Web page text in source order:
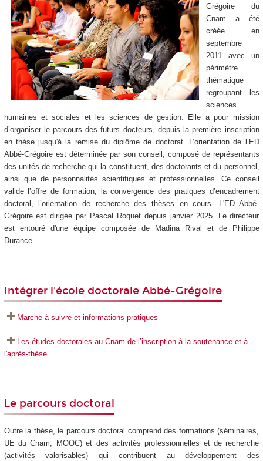
Grégoire du
Cnam a été
créée en
septembre
2011 avec un
périmètre
thématique
regroupant les
sciences
humaines et sociales et les sciences de gestion. Elle a pour mission
d’organiser le parcours des futurs docteurs, depuis la première inscription
en thèse jusqu'à la remise du diplôme de doctorat. L’orientation de l’ED
Abbé-Grégoire est déterminée par son conseil, composé de représentants
des unités de recherche qui la constituent, des doctorants et du personnel,
ainsi que de personnalités scientifiques et professionnelles. Ce conseil
valide l’offre de formation, la convergence des pratiques d’encadrement
doctoral, l’orientation de recherche des thèses en cours. L'ED Abbé-
Grégoire est dirigée par Pascal Roquet depuis janvier 2025. Le directeur
est entouré d'une équipe composée de Madina Rival et de Philippe
Durance.
Intégrer l'école doctorale Abbé-Grégoire
Marche à suivre et informations pratiques
Les études doctorales au Cnam de l’inscription à la soutenance et à
l'après-thèse
Le parcours doctoral
Outre la thèse, le parcours doctoral comprend des formations (séminaires,
UE du Cnam, MOOC) et des activités professionnelles et de recherche
(activités valorisables) qui contribuent au développement des